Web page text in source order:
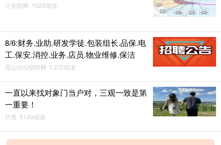
小太阳啊 1023阅读
8/6:财务.业助.研发学徒.包装组长.品保.电
工.保安.消控.业务.店员.物业维修.保洁
昆山论坛招聘网 1.2万阅读
一直以来找对象门当户对，三观一致是第
一重要！
竹青 5139阅读